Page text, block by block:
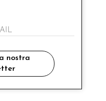
nostra